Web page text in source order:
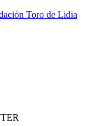
Toro de Lidia